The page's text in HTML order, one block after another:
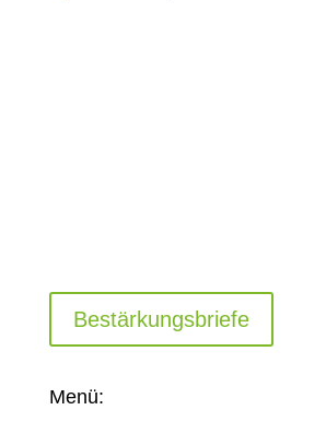
Bestärkungsbriefe
Menü: